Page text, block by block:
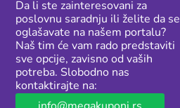
Da li ste zainteresovani za
poslovnu saradnju ili želite da se
oglašavate na našem portalu?
Naš tim će vam rado predstaviti
sve opcije, zavisno od vaših
potreba. Slobodno nas
kontaktirajte na: